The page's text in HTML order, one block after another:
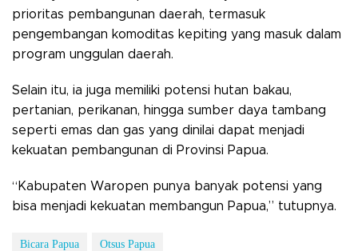
prioritas pembangunan daerah, termasuk
pengembangan komoditas kepiting yang masuk dalam
program unggulan daerah.
Selain itu, ia juga memiliki potensi hutan bakau,
pertanian, perikanan, hingga sumber daya tambang
seperti emas dan gas yang dinilai dapat menjadi
kekuatan pembangunan di Provinsi Papua.
“Kabupaten Waropen punya banyak potensi yang
bisa menjadi kekuatan membangun Papua,” tutupnya.
Bicara Papua Otsus Papua